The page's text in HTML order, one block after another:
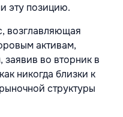
эту позицию.
возглавляющая
активам,
во вторник в
никогда близки к
структуры